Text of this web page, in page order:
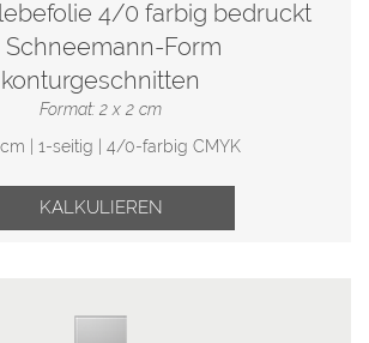
4/0 farbig bedruckt
Schneemann-Form
konturgeschnitten
Format: 2 x 2 cm
cm | 1-seitig | 4/0-farbig CMYK
KALKULIEREN